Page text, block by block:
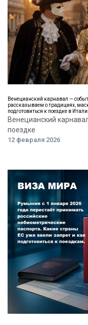
Венецианский карнавал —
рассказываем о традициях,
подготовиться к поездке в
Венецианский
поездке
12 февраля 2026